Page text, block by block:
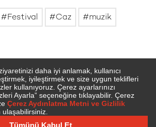
Festival Caz muzik